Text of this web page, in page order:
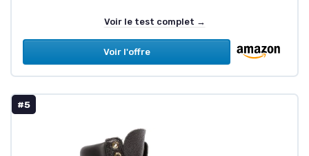
Voir le test complet →
Voir l'offre
#5